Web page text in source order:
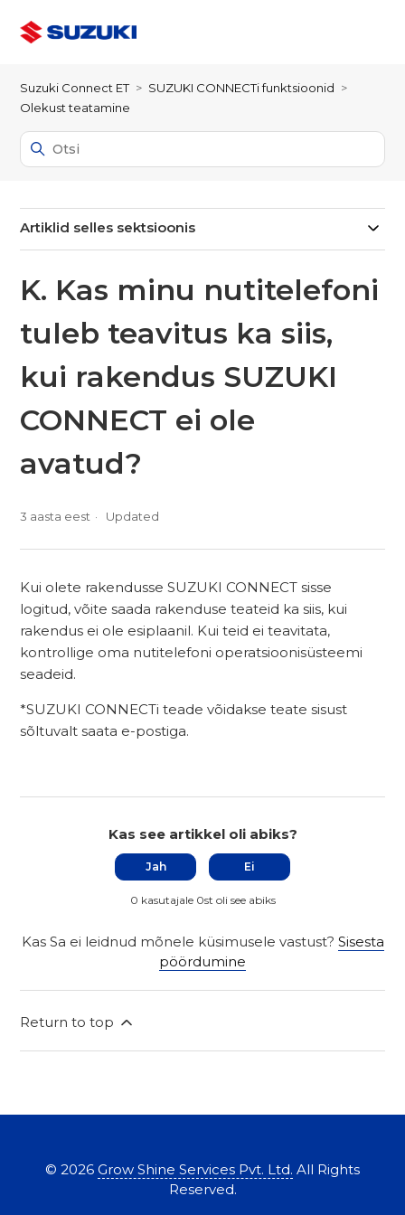
Suzuki Connect ET
SUZUKI CONNECTi funktsioonid
Olekust teatamine
Artiklid selles sektsioonis
K. Kas minu nutitelefoni
tuleb teavitus ka siis,
kui rakendus SUZUKI
CONNECT ei ole
avatud?
3 aasta eest Updated
Kui olete rakendusse SUZUKI CONNECT sisse
logitud, võite saada rakenduse teateid ka siis, kui
rakendus ei ole esiplaanil. Kui teid ei teavitata,
kontrollige oma nutitelefoni operatsioonisüsteemi
seadeid.
*SUZUKI CONNECTi teade võidakse teate sisust
sõltuvalt saata e-postiga.
Kas see artikkel oli abiks?
Jah Ei
0 kasutajale 0st oli see abiks
Kas Sa ei leidnud mõnele küsimusele vastust? Sisesta
pöördumine
Return to top
© 2026 Grow Shine Services Pvt. Ltd. All Rights
Reserved.